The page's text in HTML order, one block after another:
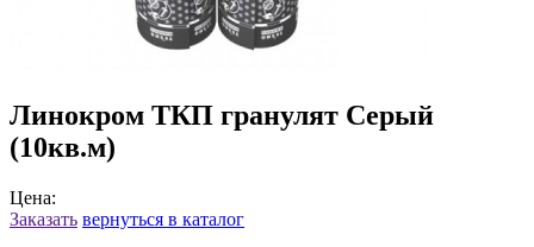
Линокром ТКП гранулят Серый
(10кв.м)
Цена:
Заказать вернуться в каталог